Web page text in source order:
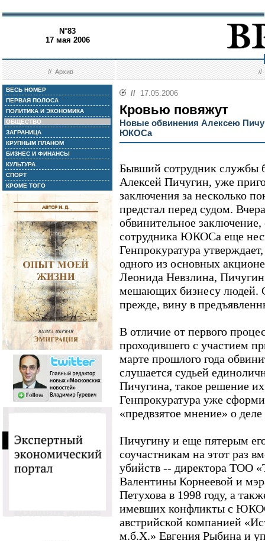
N°83
17 мая 2006
//Архив //
ВЕСЬ НОМЕР
ПЕРВАЯ ПОЛОСА
ПОЛИТИКА И ЭКОНОМИКА
ОБЩЕСТВО
ЗАГРАНИЦА
КРУПНЫМ ПЛАНОМ
БИЗНЕС И ФИНАНСЫ
КУЛЬТУРА
СПОРТ
КРОМЕ ТОГО
// 17.05.2006
Кровью повяжут
Новые обвинения Алексею
ЮКОСа
Бывший сотрудник службы
Алексей Пичугин, уже
заключения за несколько
предстал перед судом.
обвинительное
сотрудника ЮКОСа еще
Генпрокуратура
одного из основных
Леонида Невзлина,
мешающих бизнесу людей.
прежде, вину в
В отличие от первого
проходившего с участием
марте прошлого года
слушается судьей
Пичугина, такое решение
Генпрокуратура уже
«предвзятое мнение» о
Пичугину и еще пятерым
соучастникам на этот раз
убийств -- директора ТОО
Валентины Корнеевой и
Петухова в 1998 году, а
имевших конфликты с
австрийской компанией
м.б.Х.» Евгения Рыбина и